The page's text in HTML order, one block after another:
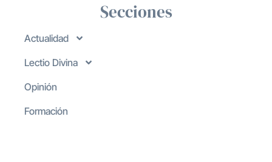
Secciones
Actualidad
Lectio Divina
Opinión
Formación